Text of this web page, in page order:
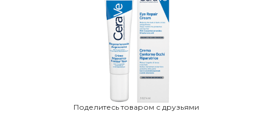
Поделитесь товаром с друзьями